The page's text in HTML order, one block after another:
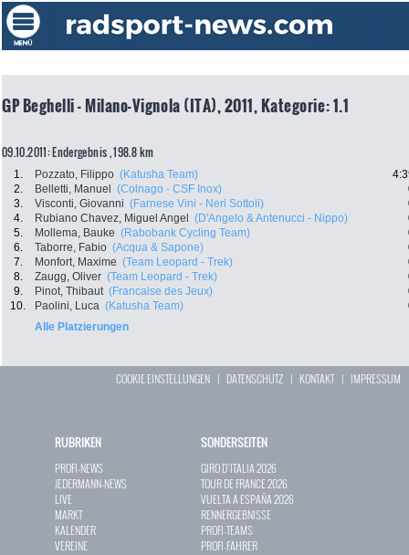
GP Beghelli - Milano-Vignola (ITA), 2011, Kategorie: 1.1
09.10.2011: Endergebnis , 198.8 km
1. Pozzato, Filippo (Katusha Team)
2.
Belletti, Manuel (Colnago - CSF Inox)
3.
Visconti, Giovanni (Farnese Vini - Neri Sottoli)
4.
Rubiano Chavez, Miguel Angel (D'Angelo & Antenucci - Nippo)
5.
Mollema, Bauke (Rabobank Cycling Team)
6.
Taborre, Fabio (Acqua & Sapone)
7.
Monfort, Maxime (Team Leopard - Trek)
8.
Zaugg, Oliver (Team Leopard - Trek)
9.
Pinot, Thibaut (Francaise des Jeux)
10.
Paolini, Luca (Katusha Team)
Alle Platzierungen
COOKIE EINSTELLUNGEN | DATENSCHUTZ | KONTAKT| IMPRESSUM
RUBRIKEN
PROFI-NEWS
JEDERMANN-NEWS
LIVE
MARKT
KALENDER
VEREINE
SONDERSEITEN
GIRO D`ITALIA 2026
TOUR DE FRANCE 2026
VUELTA A ESPAÑA 2026
RENNERGEBNISSE
PROFI-TEAMS
PROFI-FAHRER